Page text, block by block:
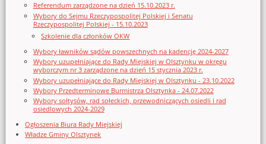
Referendum zarządzone na dzień 15.10.2023 r.
Wybory do Sejmu Rzeczypospolitej Polskiej i Senatu
Rzeczypospolitej Polskiej - 15.10.2023
Szkolenie dla członków OKW
Wybory ławników sądów powszechnych na kadencję 2024-2027
Wybory uzupełniające do Rady Miejskiej w Olsztynku w okręgu
wyborczym nr 3 zarządzone na dzień 15 stycznia 2023 r.
Wybory uzupełniające do Rady Miejskiej w Olsztynku - 23.10.2022
Wybory Przedterminowe Burmistrza Olsztynka - 24.07.2022
Wybory sołtysów, rad sołeckich, przewodniczących osiedli i rad
osiedlowych 2024-2029
Ogłoszenia Biura Rady Miejskiej
Władze Gminy Olsztynek